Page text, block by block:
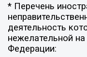
* Перечень
деятельность
нежелательной
Федерации: